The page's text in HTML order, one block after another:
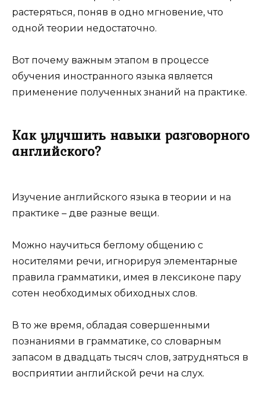
растеряться, поняв в одно мгновение, что
одной теории недостаточно.
Вот почему важным этапом в процессе
обучения иностранного языка является
применение полученных знаний на практике.
Как улучшить навыки разговорного
английского?
Изучение английского языка в теории и на
практике – две разные вещи.
Можно научиться беглому общению с
носителями речи, игнорируя элементарные
правила грамматики, имея в лексиконе пару
сотен необходимых обиходных слов.
В то же время, обладая совершенными
познаниями в грамматике, со словарным
запасом в двадцать тысяч слов, затрудняться в
восприятии английской речи на слух.